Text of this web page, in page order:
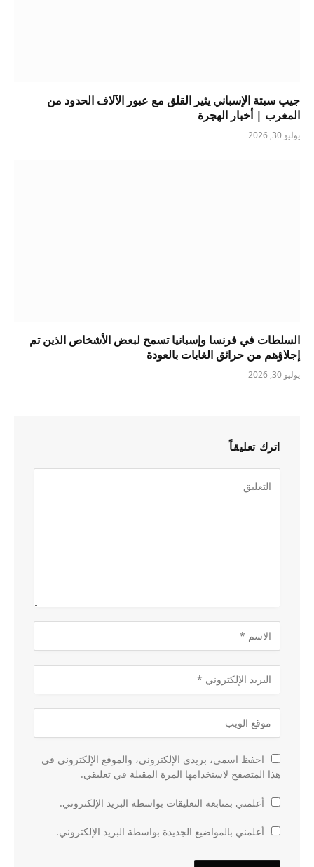
جيب سبتة الإسباني يثير القلق مع عبور الآلاف الحدود من
المغرب | أخبار الهجرة
يوليو 30, 2026
السلطات في فرنسا وإسبانيا تسمح لبعض الأشخاص الذين تم
إجلاؤهم من حرائق الغابات بالعودة
يوليو 30, 2026
اترك تعليقاً
احفظ اسمي، بريدي الإلكتروني، والموقع الإلكتروني في
هذا المتصفح لاستخدامها المرة المقبلة في تعليقي.
أعلمني بمتابعة التعليقات بواسطة البريد الإلكتروني.
أعلمني بالمواضيع الجديدة بواسطة البريد الإلكتروني.